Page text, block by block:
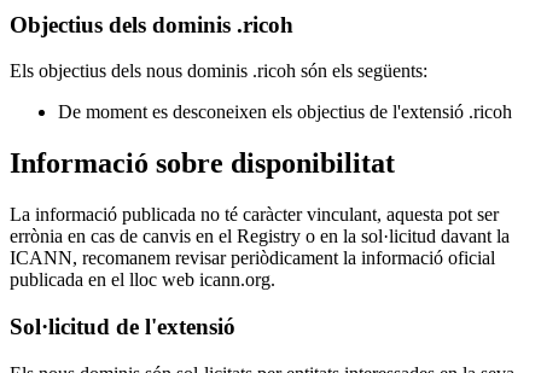
Objectius dels dominis .ricoh
Els objectius dels nous dominis .ricoh són els següents:
De moment es desconeixen els objectius de l'extensió .ricoh
Informació sobre disponibilitat
La informació publicada no té caràcter vinculant, aquesta pot ser
errònia en cas de canvis en el Registry o en la sol·licitud davant la
ICANN, recomanem revisar periòdicament la informació oficial
publicada en el lloc web icann.org.
Sol·licitud de l'extensió